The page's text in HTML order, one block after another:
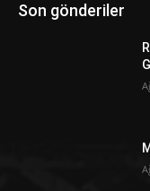
Son gönderiler